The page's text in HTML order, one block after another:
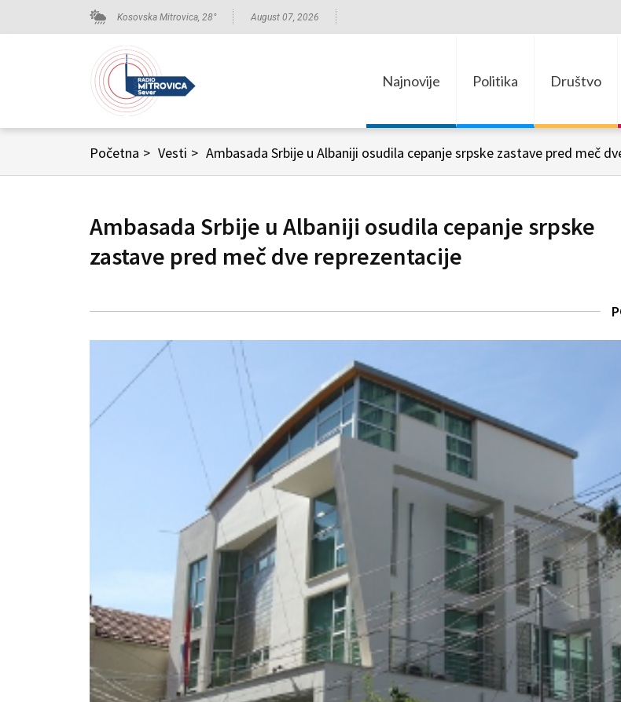
Kosovska Mitrovica, 28° August 07, 2026
Najnovije Politika Društvo
Početna > Vesti > Ambasada Srbije u Albaniji osudila cepanje srpske zastave pred meč
Ambasada Srbije u Albaniji osudila cepanje srpske
zastave pred meč dve reprezentacije